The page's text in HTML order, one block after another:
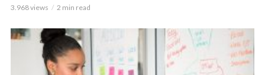
3.968 views 2 min read